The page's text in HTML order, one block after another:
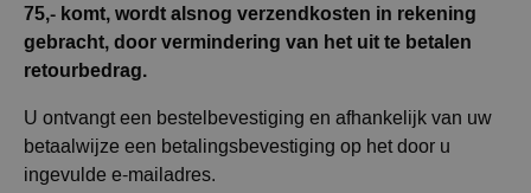
75,- komt, wordt alsnog verzendkosten in rekening
gebracht, door vermindering van het uit te betalen
retourbedrag.
U ontvangt een bestelbevestiging en afhankelijk van uw
betaalwijze een betalingsbevestiging op het door u
ingevulde e-mailadres.